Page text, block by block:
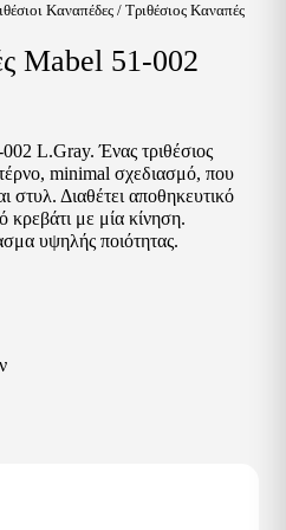
Καναπέδες/ Τριθέσιος Καναπές
Mabel 51-002
L.Gray. Ένας τριθέσιος
minimal σχεδιασμό, που
στυλ. Διαθέτει αποθηκευτικό
κρεβάτι με μία κίνηση.
υψηλής ποιότητας.